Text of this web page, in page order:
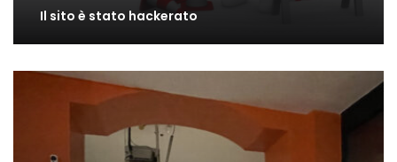
Il sito è stato hackerato